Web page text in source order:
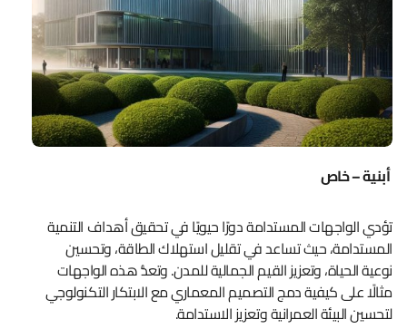
أبنية – خاص
تؤدي الواجهات المستدامة دورًا حيويًا في تحقيق أهداف التنمية
المستدامة، حيث تساعد في تقليل استهلاك الطاقة، وتحسين
نوعية الحياة، وتعزيز القيم الجمالية للمدن. وتعدُّ هذه الواجهات
مثالًا على كيفية دمج التصميم المعماري مع الابتكار التكنولوجي
لتحسين البيئة العمرانية وتعزيز الاستدامة.